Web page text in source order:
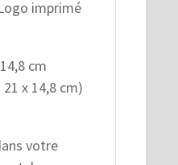
imprimé
cm
x 14,8 cm)
votre